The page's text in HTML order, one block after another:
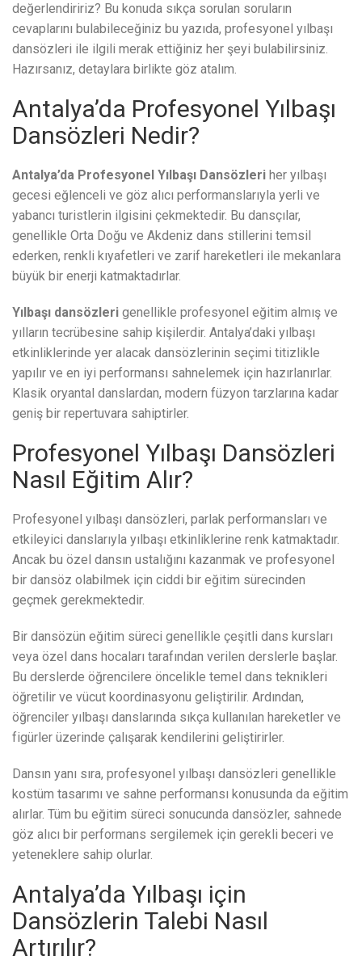
değerlendiririz? Bu konuda sıkça sorulan soruların
cevaplarını bulabileceğiniz bu yazıda, profesyonel yılbaşı
dansözleri ile ilgili merak ettiğiniz her şeyi bulabilirsiniz.
Hazırsanız, detaylara birlikte göz atalım.
Antalya’da Profesyonel Yılbaşı
Dansözleri Nedir?
Antalya’da Profesyonel Yılbaşı Dansözleri her yılbaşı
gecesi eğlenceli ve göz alıcı performanslarıyla yerli ve
yabancı turistlerin ilgisini çekmektedir. Bu dansçılar,
genellikle Orta Doğu ve Akdeniz dans stillerini temsil
ederken, renkli kıyafetleri ve zarif hareketleri ile mekanlara
büyük bir enerji katmaktadırlar.
Yılbaşı dansözleri genellikle profesyonel eğitim almış ve
yılların tecrübesine sahip kişilerdir. Antalya’daki yılbaşı
etkinliklerinde yer alacak dansözlerinin seçimi titizlikle
yapılır ve en iyi performansı sahnelemek için hazırlanırlar.
Klasik oryantal danslardan, modern füzyon tarzlarına kadar
geniş bir repertuvara sahiptirler.
Profesyonel Yılbaşı Dansözleri
Nasıl Eğitim Alır?
Profesyonel yılbaşı dansözleri, parlak performansları ve
etkileyici danslarıyla yılbaşı etkinliklerine renk katmaktadır.
Ancak bu özel dansın ustalığını kazanmak ve profesyonel
bir dansöz olabilmek için ciddi bir eğitim sürecinden
geçmek gerekmektedir.
Bir dansözün eğitim süreci genellikle çeşitli dans kursları
veya özel dans hocaları tarafından verilen derslerle başlar.
Bu derslerde öğrencilere öncelikle temel dans teknikleri
öğretilir ve vücut koordinasyonu geliştirilir. Ardından,
öğrenciler yılbaşı danslarında sıkça kullanılan hareketler ve
figürler üzerinde çalışarak kendilerini geliştirirler.
Dansın yanı sıra, profesyonel yılbaşı dansözleri genellikle
kostüm tasarımı ve sahne performansı konusunda da eğitim
alırlar. Tüm bu eğitim süreci sonucunda dansözler, sahnede
göz alıcı bir performans sergilemek için gerekli beceri ve
yeteneklere sahip olurlar.
Antalya’da Yılbaşı için
Dansözlerin Talebi Nasıl
Artırılır?